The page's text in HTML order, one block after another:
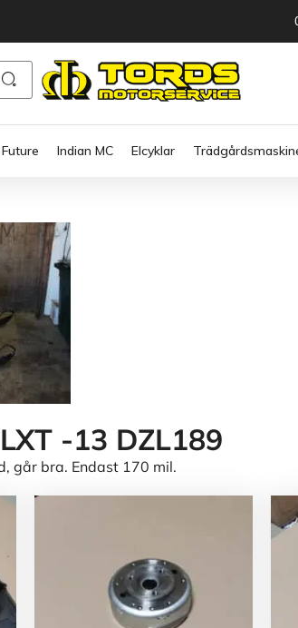
Indian MC Elcyklar
-13 DZL189
går bra. Endast 170 mil.